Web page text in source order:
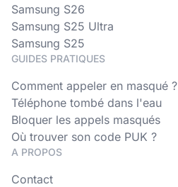
Samsung S26
Samsung S25 Ultra
Samsung S25
GUIDES PRATIQUES
Comment appeler en masqué ?
Téléphone tombé dans l'eau
Bloquer les appels masqués
Où trouver son code PUK ?
A PROPOS
Contact